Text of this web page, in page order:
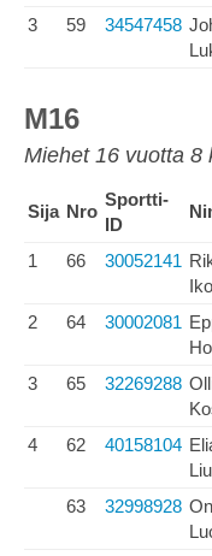
3 59 34547458
M16
Miehet 16 vuotta 8
Sija Nro
Sportti-
ID
1 66 30052141
2 64 30002081
3 65 32269288
4 62 40158104
63 32998928